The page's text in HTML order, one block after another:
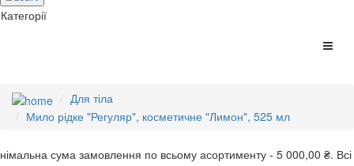
Категорії
Для тіла
Мило рідке "Регуляр", косметичне "Лимон", 525 мл
сума замовлення по всьому асортименту - 5 000,00 ₴. Всі